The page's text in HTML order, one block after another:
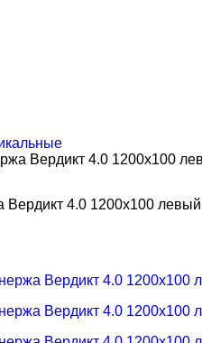
Вердикт 4.0 1200х100